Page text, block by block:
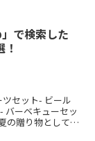
」で検索した
セット- ビール
バーベキューセッ
の贈り物として、